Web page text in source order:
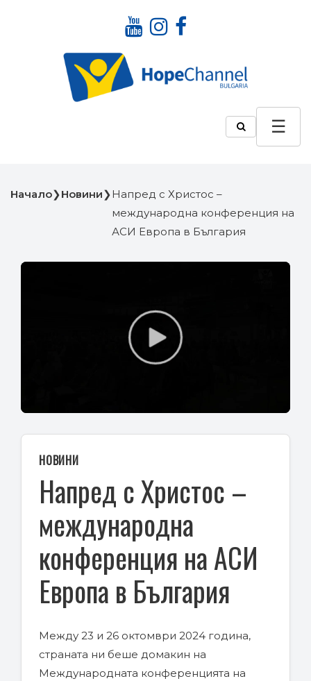
Начало❯Новини❯Напред с Христос –
международна конференция на
АСИ Европа в България
Play
НОВИНИ
Напред с Христос –
международна
конференция на АСИ
Европа в България
Между 23 и 26 октомври 2024 година,
страната ни беше домакин на
Международната конференцията на